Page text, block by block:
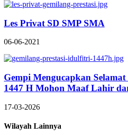
Les Privat SD SMP SMA
06-06-2021
Gempi Mengucapkan
1447 H Mohon Maaf Lahir
17-03-2026
Wilayah Lainnya